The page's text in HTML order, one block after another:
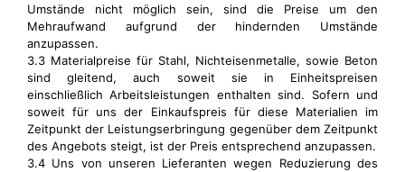
Umstände nicht möglich sein, sind die Preise um den
Mehraufwand aufgrund der hindernden Umstände
anzupassen.
3.3 Materialpreise für Stahl, Nichteisenmetalle, sowie Beton
sind gleitend, auch soweit sie in Einheitspreisen
einschließlich Arbeitsleistungen enthalten sind. Sofern und
soweit für uns der Einkaufspreis für diese Materialien im
Zeitpunkt der Leistungserbringung gegenüber dem Zeitpunkt
des Angebots steigt, ist der Preis entsprechend anzupassen.
3.4 Uns von unseren Lieferanten wegen Reduzierung des